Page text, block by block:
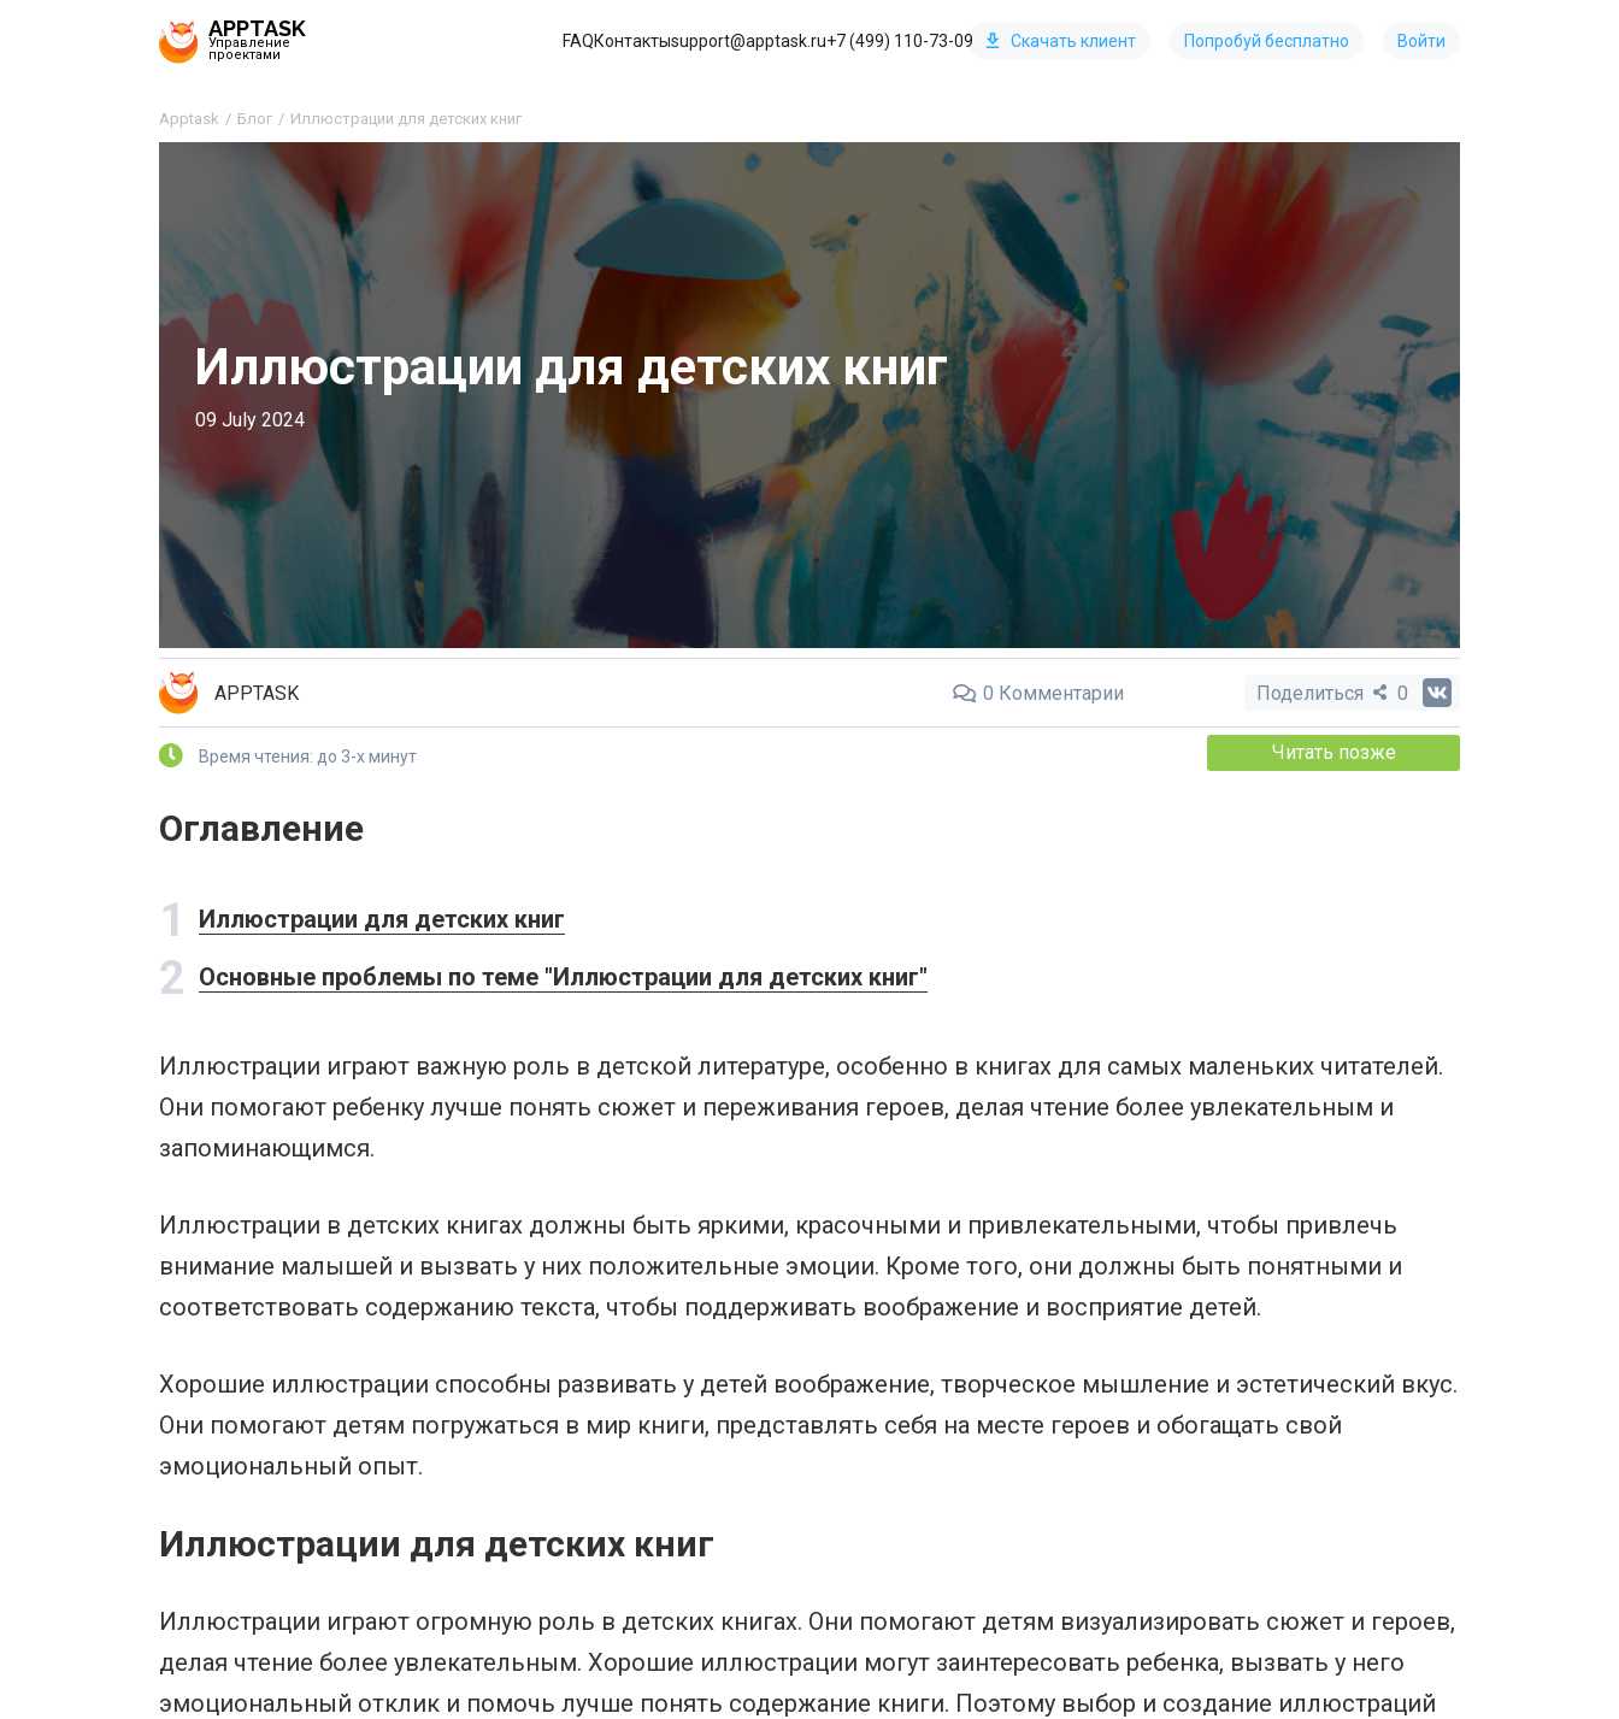
APPTASK
Управление
проектами
FAQКонтактыsupport@apptask.ru+7 (499) 110-73-09 Скачать клиент Попробуй бесплатно Войти
Apptask Блог Иллюстрации для детских книг
Иллюстрации для детских книг
09 July 2024
APPTASK 0 Комментарии Поделиться 0
Время чтения: до 3-х минут Читать позже
Оглавление
1 Иллюстрации для детских книг
2 Основные проблемы по теме "Иллюстрации для детских книг"
Иллюстрации играют важную роль в детской литературе, особенно в книгах для самых маленьких читателей.
Они помогают ребенку лучше понять сюжет и переживания героев, делая чтение более увлекательным и
запоминающимся.
Иллюстрации в детских книгах должны быть яркими, красочными и привлекательными, чтобы привлечь
внимание малышей и вызвать у них положительные эмоции. Кроме того, они должны быть понятными и
соответствовать содержанию текста, чтобы поддерживать воображение и восприятие детей.
Хорошие иллюстрации способны развивать у детей воображение, творческое мышление и эстетический вкус.
Они помогают детям погружаться в мир книги, представлять себя на месте героев и обогащать свой
эмоциональный опыт.
Иллюстрации для детских книг
Иллюстрации играют огромную роль в детских книгах. Они помогают детям визуализировать сюжет и героев,
делая чтение более увлекательным. Хорошие иллюстрации могут заинтересовать ребенка, вызвать у него
эмоциональный отклик и помочь лучше понять содержание книги. Поэтому выбор и создание иллюстраций